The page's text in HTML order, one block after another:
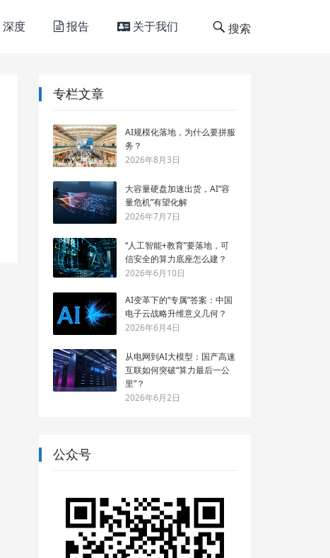
深度 报告 关于我们 搜索
专栏文章
AI规模化落地，为什么要拼服
务？
2026年8月3日
大容量硬盘加速出货，AI“容
量危机”有望化解
2026年7月7日
“人工智能+教育”要落地，可
信安全的算力底座怎么建？
2026年6月10日
AI变革下的“专属”答案：中国
电子云战略升维意义几何？
2026年6月4日
从电网到AI大模型：国产高速
互联如何突破“算力最后一公
里”？
2026年6月2日
公众号